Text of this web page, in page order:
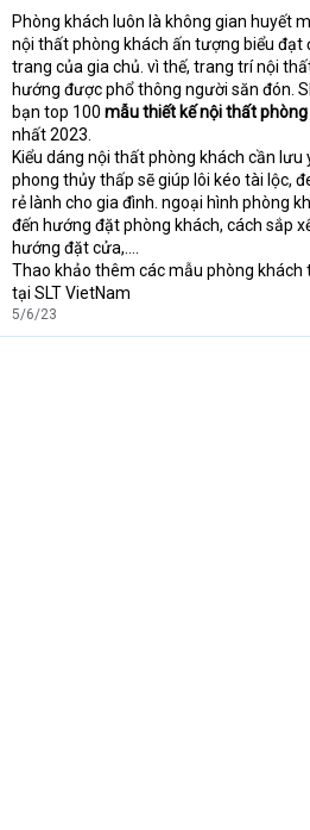
t
e
r
Phòng khách luôn là không gian huyết
nội thất phòng khách ấn tượng biểu đạt
trang của gia chủ. vì thế, trang trí nội
hướng được phổ thông người săn đón.
bạn top 100 mẫu thiết kế nội thất
nhất 2023.
Kiểu dáng nội thất phòng khách cần lưu
phong thủy thấp sẽ giúp lôi kéo tài lộc,
rẻ lành cho gia đình. ngoại hình phòng
đến hướng đặt phòng khách, cách sắp
hướng đặt cửa,….
Thao khảo thêm các mẫu phòng khách
tại SLT VietNam
5/6/23